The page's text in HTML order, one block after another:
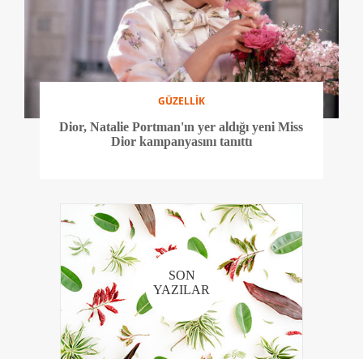
GÜZELLİK
Dior, Natalie Portman'ın yer aldığı yeni Miss
Dior kampanyasını tanıttı
SON
YAZILAR